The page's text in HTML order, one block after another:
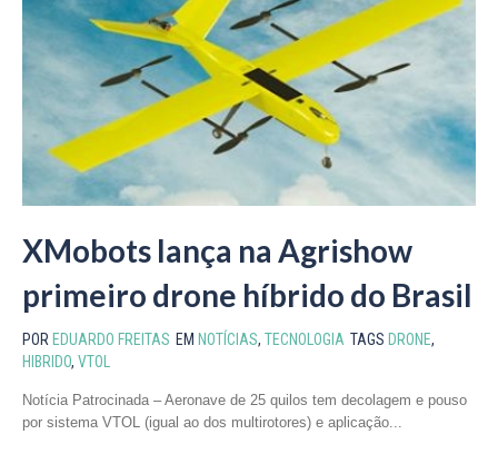
XMobots lança na Agrishow
primeiro drone híbrido do Brasil
POR EDUARDO FREITAS EM NOTÍCIAS, TECNOLOGIA TAGS DRONE,
HIBRIDO, VTOL
Notícia Patrocinada – Aeronave de 25 quilos tem decolagem e pouso
por sistema VTOL (igual ao dos multirotores) e aplicação...